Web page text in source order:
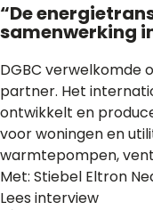
“De
samenwerking
DGBC verwelkomde
partner. Het
ontwikkelt en
voor woningen en
warmtepompen,
Met: Stiebel Eltron
Lees interview